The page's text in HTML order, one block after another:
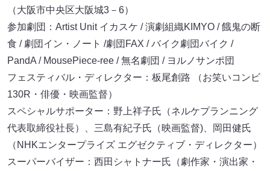
（大阪市中央区大阪城3－6）
参加劇団：Artist Unit イカスケ / 演劇組織KIMYO / 餓鬼の断
食 / 劇団イン・ノート /劇団FAX / バイク劇団バイク /
PandA / MousePiece-ree / 無名劇団 / ヨルノサンポ団
フェスティバル・ディレクター：板尾創路 （お笑いコンビ
130R・俳優・映画監督）
スペシャルサポーター：野上祥子氏（ネルケプランニング
代表取締役社長）、三島有紀子氏（映画監督)、岡田健氏
（NHKエンタープライズ エグゼクティブ・ディレクター）
スーパーバイザー：西田シャトナー氏（劇作家・演出家・